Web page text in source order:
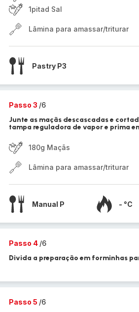
1pitad Sal
Lâmina para amassar/triturar
Pastry P3
Passo 3 /6
Junte as maçãs descascadas e
tampa reguladora de vapor e prima
180g Maçãs
Lâmina para amassar/triturar
Manual P - °C
Passo 4 /6
Divida a preparação em forminhas
Passo 5 /6